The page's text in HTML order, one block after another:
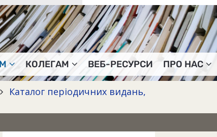
КОЛЕГАМ ВЕБ-РЕСУРСИ ПРО НАС
Каталог періодичних видань,